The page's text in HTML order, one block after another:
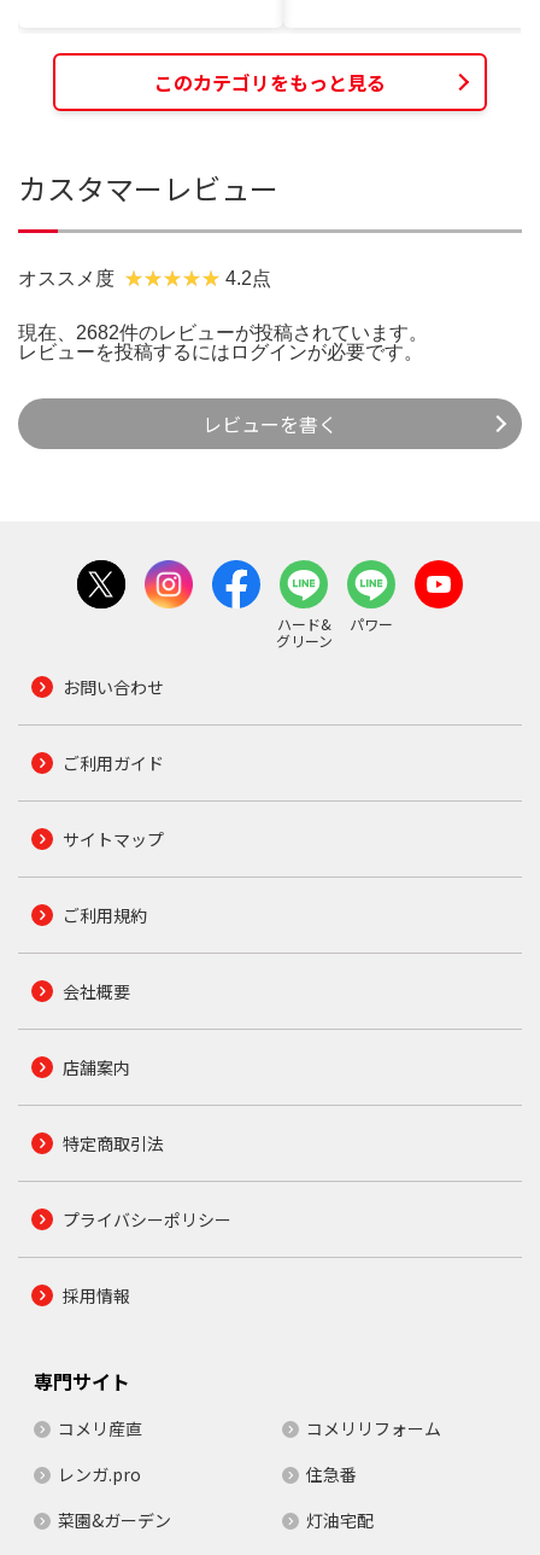
このカテゴリをもっと見る
カスタマーレビュー
オススメ度 4.2点
現在、2682件のレビューが投稿されています。
レビューを投稿するには ログインが必要です。
レビューを書く
ハード&
グリーン
パワー
お問い合わせ
ご利用ガイド
サイトマップ
ご利用規約
会社概要
店舗案内
特定商取引法
プライバシーポリシー
採用情報
専門サイト
コメリ産直
コメリリフォーム
レンガ.pro
住急番
菜園&ガーデン
灯油宅配